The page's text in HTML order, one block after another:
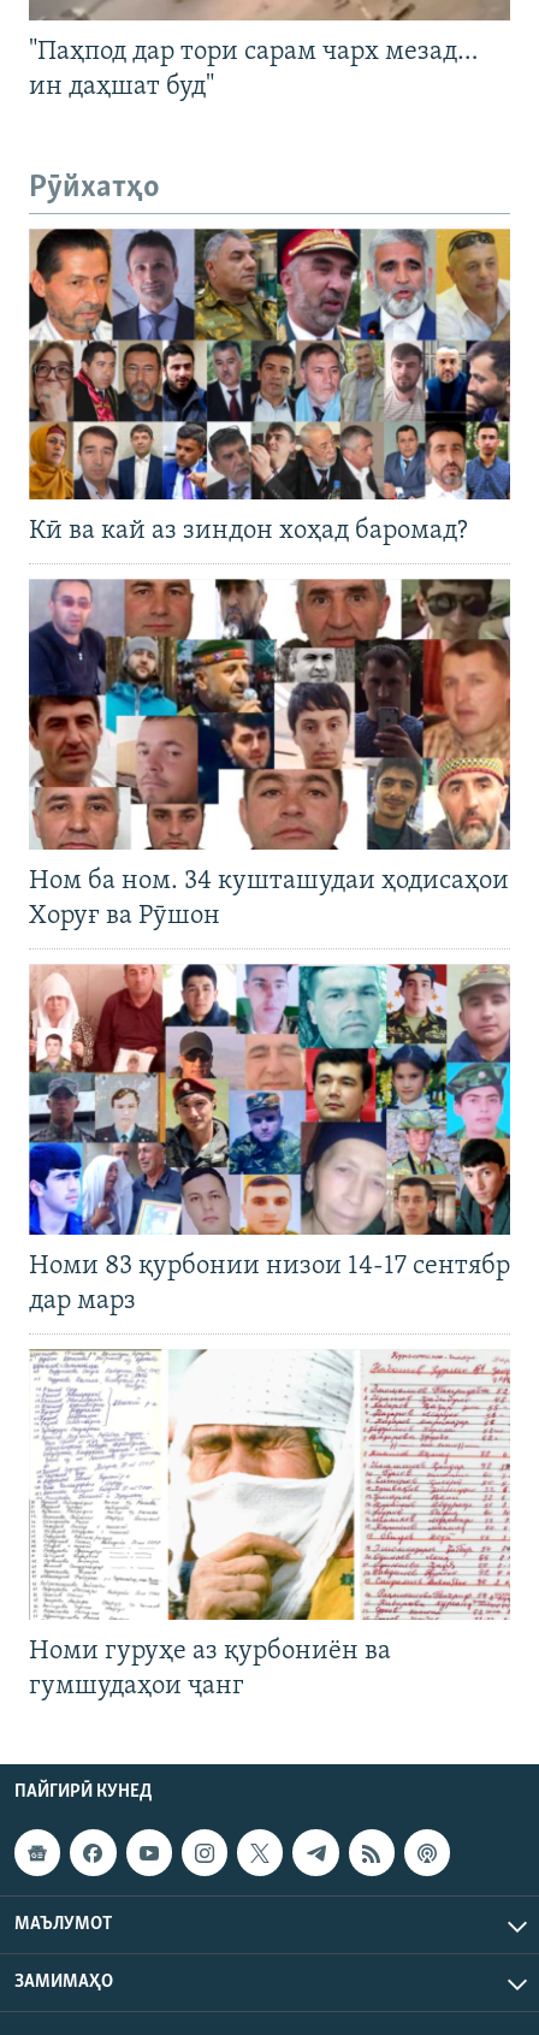
"Паҳпод дар тори сарам чарх мезад…
ин даҳшат буд"
Рӯйхатҳо
Кӣ ва кай аз зиндон хоҳад баромад?
Ном ба ном. 34 кушташудаи ҳодисаҳои
Хоруғ ва Рӯшон
Номи 83 қурбонии низои 14-17 сентябр
дар марз
Номи гуруҳе аз қурбониён ва
гумшудаҳои ҷанг
ПАЙГИРӢ КУНЕД
МАЪЛУМОТ
ЗАМИМАҲО